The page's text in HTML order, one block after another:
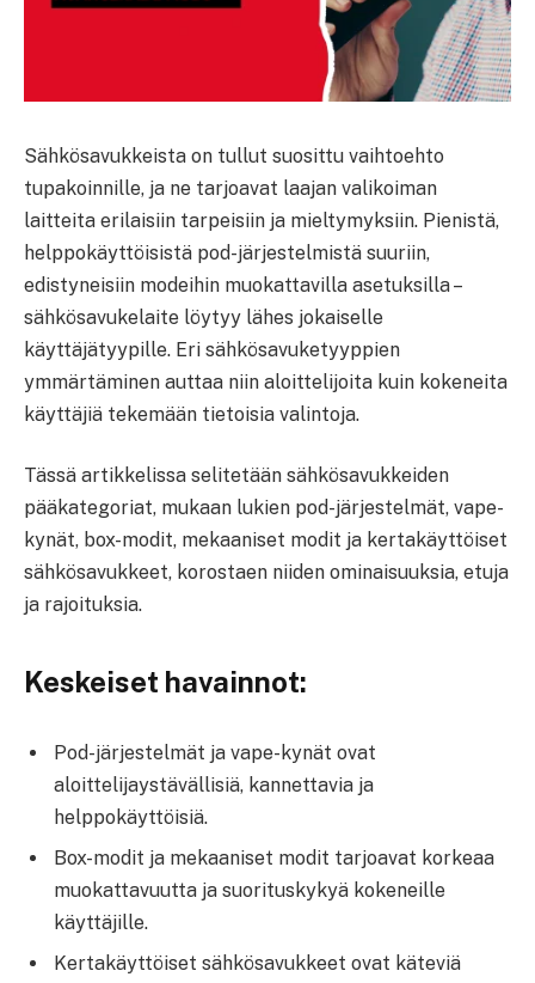
Sähkösavukkeista on tullut suosittu vaihtoehto
tupakoinnille, ja ne tarjoavat laajan valikoiman
laitteita erilaisiin tarpeisiin ja mieltymyksiin. Pienistä,
helppokäyttöisistä pod-järjestelmistä suuriin,
edistyneisiin modeihin muokattavilla asetuksilla –
sähkösavukelaite löytyy lähes jokaiselle
käyttäjätyypille. Eri sähkösavuketyyppien
ymmärtäminen auttaa niin aloittelijoita kuin kokeneita
käyttäjiä tekemään tietoisia valintoja.
Tässä artikkelissa selitetään sähkösavukkeiden
pääkategoriat, mukaan lukien pod-järjestelmät, vape-
kynät, box-modit, mekaaniset modit ja kertakäyttöiset
sähkösavukkeet, korostaen niiden ominaisuuksia, etuja
ja rajoituksia.
Keskeiset havainnot:
Pod-järjestelmät ja vape-kynät ovat
aloittelijaystävällisiä, kannettavia ja
helppokäyttöisiä.
Box-modit ja mekaaniset modit tarjoavat korkeaa
muokattavuutta ja suorituskykyä kokeneille
käyttäjille.
Kertakäyttöiset sähkösavukkeet ovat käteviä